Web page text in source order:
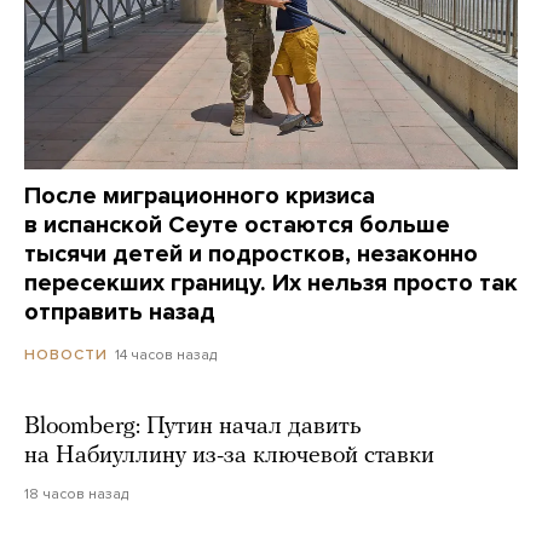
После миграционного кризиса
в испанской Сеуте остаются больше
тысячи детей и подростков, незаконно
пересекших границу. Их нельзя просто так
отправить назад
НОВОСТИ 14 часов назад
Bloomberg: Путин начал давить
на Набиуллину из-за ключевой ставки
18 часов назад